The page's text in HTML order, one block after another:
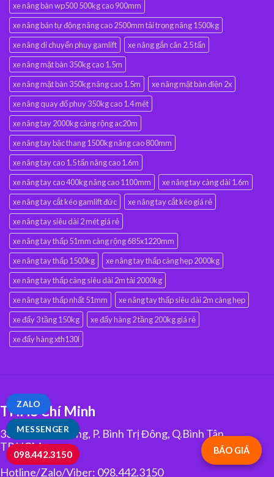
xe nâng bàn wp500 500kg cao 900mm
xe nâng bán tự động nâng cao 2500mm tải trọng nâng 1500kg
xe nâng di chuyển phuy gamlift
xe nâng gắn cân 2.5 tấn
xe nâng mặt bàn 350kg cao 1.5m
xe nâng mặt bàn 350kg nâng cao 1.5m
xe nâng mặt bàn điện 2x
xe nâng quay đổ phuy 350kg cao 1.4 mét
xe nâng tay 2000kg càng rộng ac20m
xe nâng tay bậc thang 1500kg nâng cao 800mm
xe nâng tay cao 1.5 tấn nâng cao 1.6m
xe nâng tay cao 400kg nâng cao 1100mm
xe nâng tay càng dài 1.6m
xe nâng tay cắt kéo gamlift đức
xe nâng tay cắt kéo giá rẻ
xe nâng tay siêu dài 2 mét giá rẻ
xe nâng tay thấp 51mm càng rộng 685x1220mm
xe nâng tay thấp 1500kg
xe nâng tay thấp càng hẹp 2000kg
xe nâng tay thấp càng siêu dài 2m tải 2000kg
xe nâng tay thấp nhất 51mm
xe nâng tay thấp siêu dài 2m càng hẹp
xe đẩy 3 tầng 150kg
xe đẩy hàng 2 tầng 200kg giá rẻ
xe đẩy hàng xth130l
TP.Hồ Chí Minh
334 Tân Hòa Đông, P. Bình Trị Đông, Q.Bình Tân,
TP.HCM
Hotline/Zalo/Viber: 098.442.3150
BÁO GIÁ
MESSENGER
ZALO
098.442.3150